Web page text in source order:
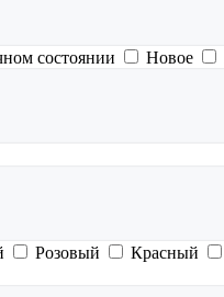
состоянии Новое
Розовый Красный